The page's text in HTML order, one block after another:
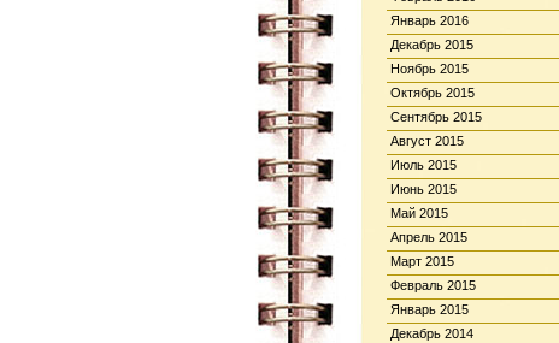
Январь 2016
Декабрь 2015
Ноябрь 2015
Октябрь 2015
Сентябрь 2015
Август 2015
Июль 2015
Июнь 2015
Май 2015
Апрель 2015
Март 2015
Февраль 2015
Январь 2015
Декабрь 2014